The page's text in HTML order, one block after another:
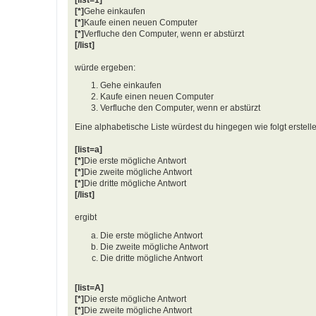
[*]Gehe einkaufen
[*]Kaufe einen neuen Computer
[*]Verfluche den Computer, wenn er abstürzt
[/list]
würde ergeben:
Gehe einkaufen
Kaufe einen neuen Computer
Verfluche den Computer, wenn er abstürzt
Eine alphabetische Liste würdest du hingegen wie folgt
[list=a]
[*] Die erste mögliche Antwort
[*] Die zweite mögliche Antwort
[*] Die dritte mögliche Antwort
[/list]
ergibt
Die erste mögliche Antwort
Die zweite mögliche Antwort
Die dritte mögliche Antwort
[list=A]
[*] Die erste mögliche Antwort
[*] Die zweite mögliche Antwort